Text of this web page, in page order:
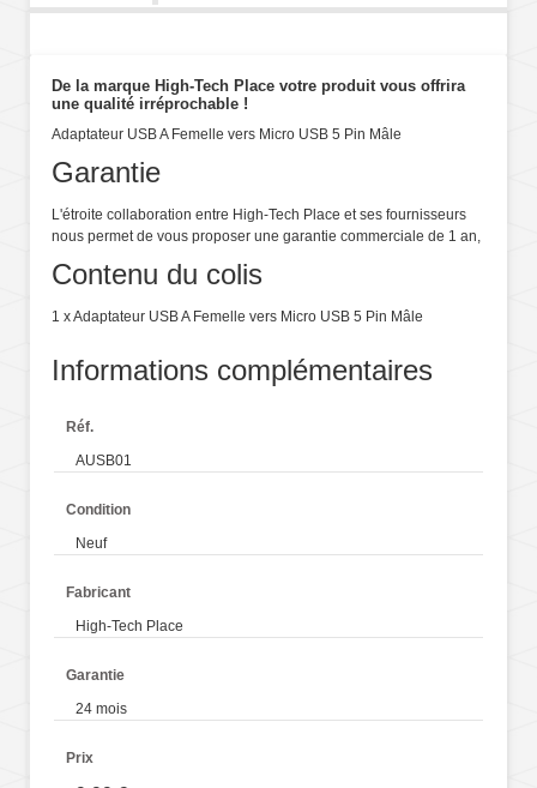
De la marque High-Tech Place votre produit vous offrira
une qualité irréprochable !
Adaptateur USB A Femelle vers Micro USB 5 Pin Mâle
Garantie
L'étroite collaboration entre High-Tech Place et ses fournisseurs
nous permet de vous proposer une garantie commerciale de 1 an,
Contenu du colis
1 x Adaptateur USB A Femelle vers Micro USB 5 Pin Mâle
Informations complémentaires
Réf.
AUSB01
Condition
Neuf
Fabricant
High-Tech Place
Garantie
24 mois
Prix